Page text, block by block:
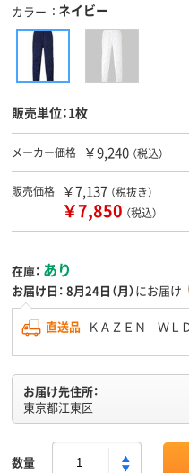
カラー ネイビー
販売単位：1枚
メーカー価格 ￥9,240 （税込）
販売価格 ￥7,137 （税抜き）
￥7,850 （税込）
在庫： あり
お届け日： 8月24日（月）にお届け
直送品 ＫＡＺＥＮ ＷＬ
お届け先住所：
東京都江東区
数量